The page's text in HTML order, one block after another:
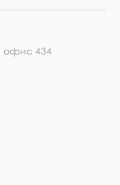
офис 434